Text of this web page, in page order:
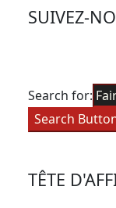
SUIVEZ-
Search for:
Search
TÊTE